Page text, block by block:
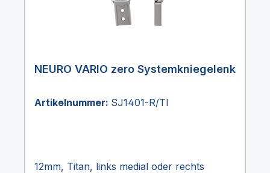
NEURO VARIO zero Systemkniegelenk
Artikelnummer: SJ1401-R/TI
12mm, Titan, links medial oder rechts